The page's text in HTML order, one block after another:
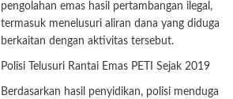
pengolahan emas hasil pertambangan ilegal,
termasuk menelusuri aliran dana yang diduga
berkaitan dengan aktivitas tersebut.
Polisi Telusuri Rantai Emas PETI Sejak 2019
Berdasarkan hasil penyidikan, polisi menduga